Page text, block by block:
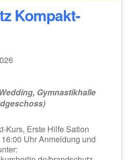
Kompakt-
Gymnastikhalle
Kurs, Erste Hilfe Sation
Uhr Anmeldung und